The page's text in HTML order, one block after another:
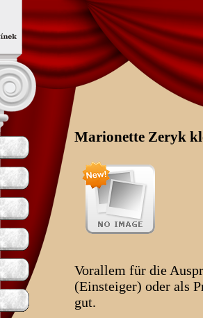
Marionette Zeryk
Vorallem für die
(Einsteiger) oder als
gut.